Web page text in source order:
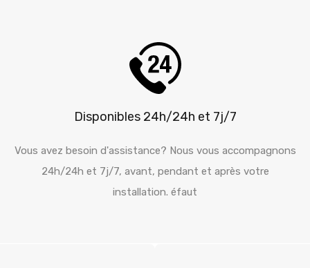
Disponibles 24h/24h et 7j/7
24h/24h et 7j/7, avant, pendant et après votre
installation. éfaut